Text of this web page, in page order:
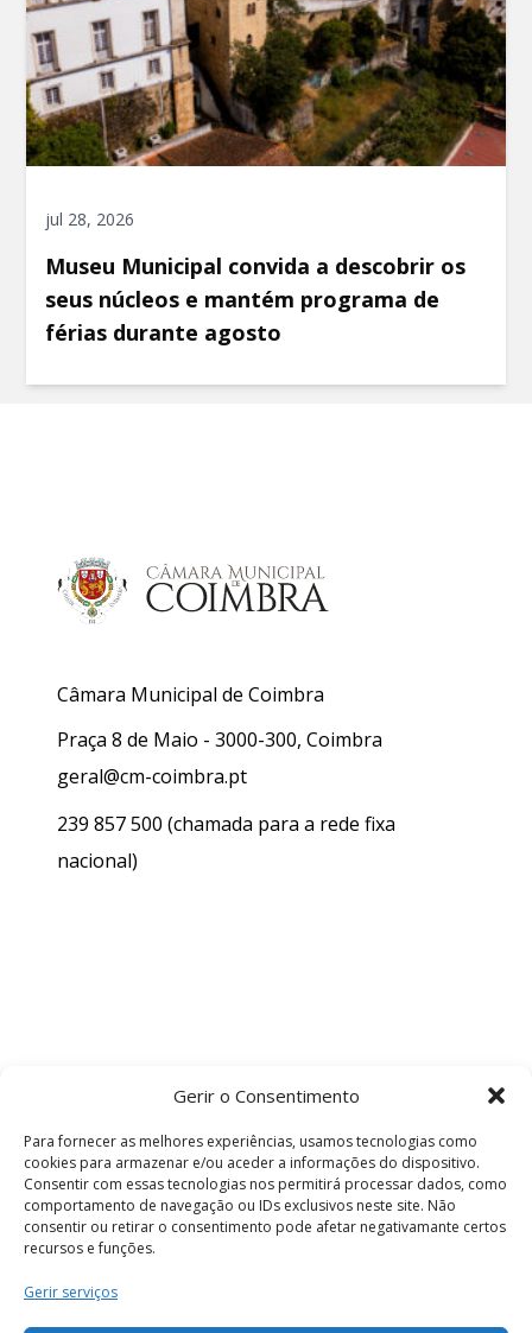
Gerir o Consentimento
Para fornecer as melhores experiências, usamos tecnologias como
cookies para armazenar e/ou aceder a informações do dispositivo.
Consentir com essas tecnologias nos permitirá processar dados, como
comportamento de navegação ou IDs exclusivos neste site. Não
consentir ou retirar o consentimento pode afetar negativamante certos
recursos e funções.
Gerir serviços
jul 28, 2026
Museu Municipal convida a descobrir os
seus núcleos e mantém programa de
férias durante agosto
Câmara Municipal de Coimbra
Praça 8 de Maio - 3000-300, Coimbra
geral@cm-coimbra.pt
239 857 500 (chamada para a rede fixa
nacional)
Termos e Condições